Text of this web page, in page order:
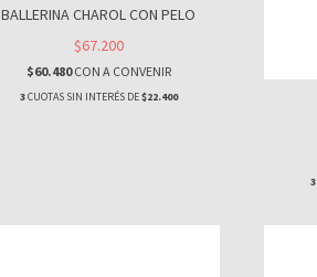
BALLERINA CHAROL CON PELO
$67.200
$60.480CON A CONVENIR
3CUOTAS SIN INTERÉS DE$22.400
3